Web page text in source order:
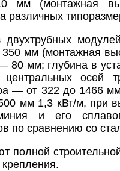
(монтажная
различных
мм (монтажная
80 мм; глубина в
центральных
— от 322 до 1466
мм 1,3 кВт/м, при
и его
по сравнению со
полной